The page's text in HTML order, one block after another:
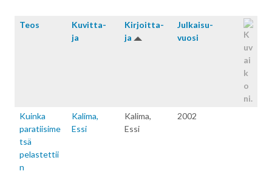
Teos
Kuvitta­
ja
Kirjoitta­
ja
Julkaisu­
vuosi
Kuinka
paratiisime
tsä
pelastettii
n
Kalima,
Essi
Kalima,
Essi
2002